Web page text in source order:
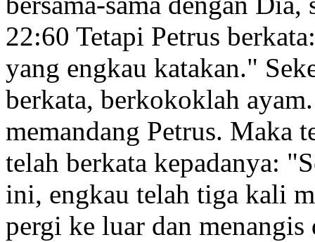
22:60 Tetapi Petrus
yang engkau katakan."
berkata, berkokoklah
memandang Petrus. Maka
telah berkata kepadanya:
ini, engkau telah tiga kali
pergi ke luar dan menangis